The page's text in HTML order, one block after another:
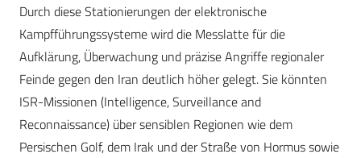
Durch diese Stationierungen der elektronische
Kampfführungssysteme wird die Messlatte für die
Aufklärung, Überwachung und präzise Angriffe regionaler
Feinde gegen den Iran deutlich höher gelegt. Sie könnten
ISR-Missionen (Intelligence, Surveillance and
Reconnaissance) über sensiblen Regionen wie dem
Persischen Golf, dem Irak und der Straße von Hormus sowie